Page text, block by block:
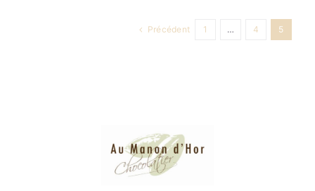
Précédent 1 … 4 5